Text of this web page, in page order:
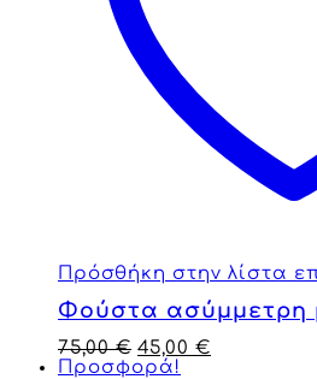
Πρόσθήκη στην λίστα
Φούστα ασύμμετρη
75,00€ 45,00 €
Προσφορά!